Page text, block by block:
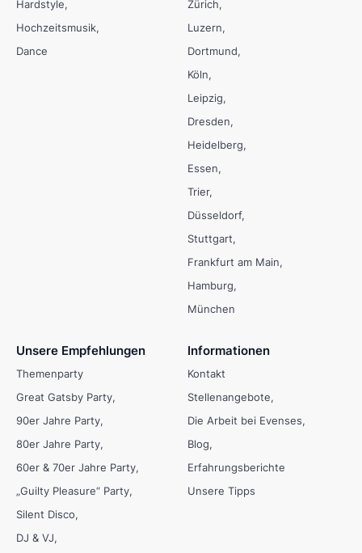
Hardstyle
Hochzeitsmusik
Dance
Zürich
Luzern
Dortmund
Köln
Leipzig
Dresden
Heidelberg
Essen
Trier
Düsseldorf
Stuttgart
Frankfurt am Main
Hamburg
München
Unsere Empfehlungen
Themenparty
Great Gatsby Party
90er Jahre Party
80er Jahre Party
60er & 70er Jahre Party
„Guilty Pleasure“ Party
Silent Disco
DJ & VJ
Informationen
Kontakt
Stellenangebote
Die Arbeit bei Evenses
Blog
Erfahrungsberichte
Unsere Tipps